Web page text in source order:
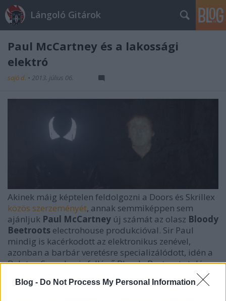
Blog - Do Not Process My Personal Information
Lángoló Gitárok
Paul McCartney és a lakossági
elektró
sajó d. • 2013. július 06.
Akinek máig képtelen feldolgozni a Doors és Skrillex
közös szerzeményét, annak semmiképpen sem
ajánljuk Paul McCartney új számát az olasz Bloody
Beetroots electrohouse produkcióval. Sir Paul
mindig is kacérkodott az elektronikus zenével,
azonban a barbár veretésre specializálódott, idén a
Balaton Soundon is fellépő Bloody Beetroots talán
nem volt épp a legjobb választás így túl a hetvenen.
AzOut of Sighthoz videó is készült, nem is